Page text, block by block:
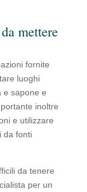
mettere
fornite
luoghi
e sapone e
inoltre
e utilizzare
da fonti
da tenere
per un